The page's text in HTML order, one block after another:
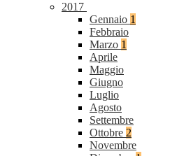
2017
Gennaio 1
Febbraio
Marzo 1
Aprile
Maggio
Giugno
Luglio
Agosto
Settembre
Ottobre 2
Novembre